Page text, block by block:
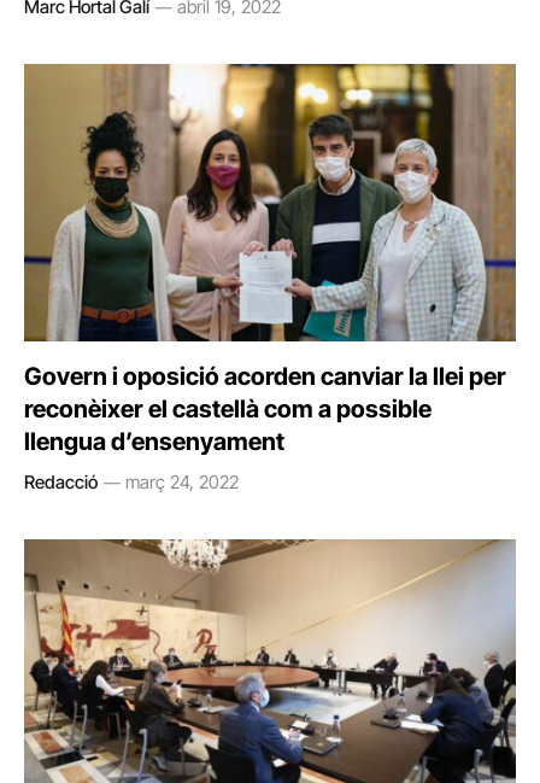
Marc Hortal Galí abril 19, 2022
Govern i oposició acorden canviar la llei per
reconèixer el castellà com a possible
llengua d’ensenyament
Redacció març 24, 2022